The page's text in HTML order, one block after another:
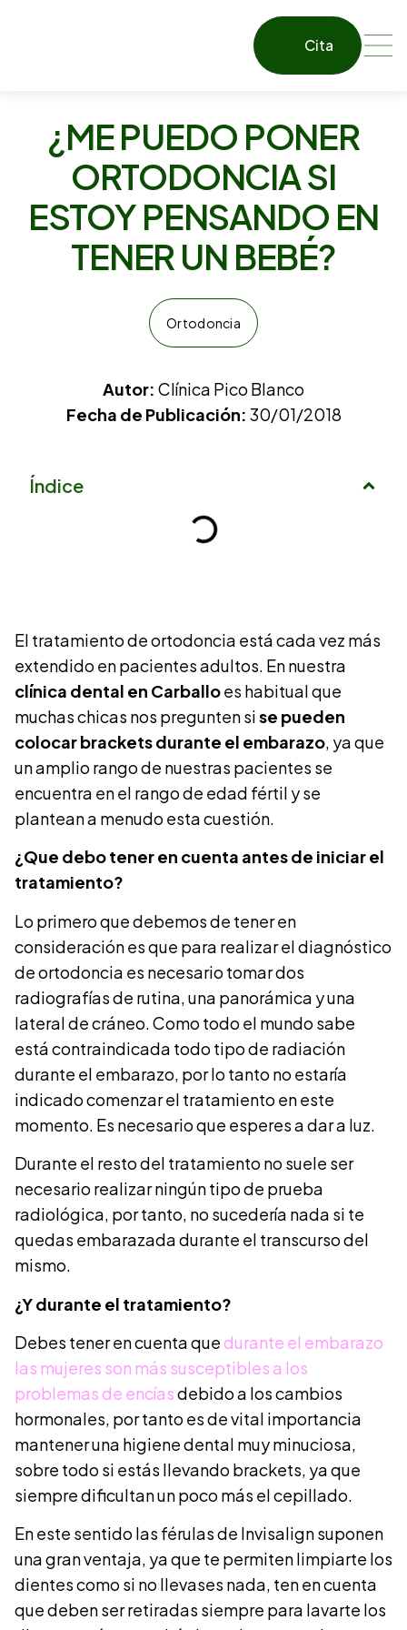
Cita
¿ME PUEDO PONER
ORTODONCIA SI
ESTOY PENSANDO EN
TENER UN BEBÉ?
Ortodoncia
Autor: Clínica Pico Blanco
Fecha de Publicación: 30/01/2018
Índice
El tratamiento de ortodoncia está cada vez más
extendido en pacientes adultos. En nuestra
clínica dental en Carballoes habitual que
muchas chicas nos pregunten sise pueden
colocar brackets durante el embarazo, ya que
un amplio rango de nuestras pacientes se
encuentra en el rango de edad fértil y se
plantean a menudo esta cuestión.
¿Que debo tener en cuenta antes de iniciar el
tratamiento?
Lo primero que debemos de tener en
consideración es que para realizar el diagnóstico
de ortodoncia es necesario tomar dos
radiografías de rutina, una panorámica y una
lateral de cráneo. Como todo el mundo sabe
está contraindicada todo tipo de radiación
durante el embarazo, por lo tanto no estaría
indicado comenzar el tratamiento en este
momento. Es necesario que esperes a dar a luz.
Durante el resto del tratamiento no suele ser
necesario realizar ningún tipo de prueba
radiológica, por tanto, no sucedería nada si te
quedas embarazada durante el transcurso del
mismo.
¿Y durante el tratamiento?
Debes tener en cuenta quedurante el embarazo
las mujeres son más susceptibles a los
problemas de encíasdebido a los cambios
hormonales, por tanto es de vital importancia
mantener una higiene dental muy minuciosa,
sobre todo si estás llevando brackets, ya que
siempre dificultan un poco más el cepillado.
En este sentido las férulas de Invisalign suponen
una gran ventaja, ya que te permiten limpiarte los
dientes como si no llevases nada, ten en cuenta
que deben ser retiradas siempre para lavarte los